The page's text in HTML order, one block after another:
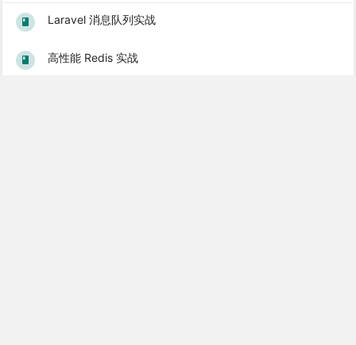
Laravel 消息队列实战
高性能 Redis 实战